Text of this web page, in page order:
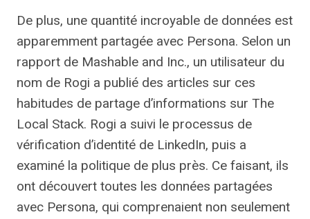
De plus, une quantité incroyable de données est
apparemment partagée avec Persona. Selon un
rapport de Mashable and Inc., un utilisateur du
nom de Rogi a publié des articles sur ces
habitudes de partage d’informations sur The
Local Stack. Rogi a suivi le processus de
vérification d’identité de LinkedIn, puis a
examiné la politique de plus près. Ce faisant, ils
ont découvert toutes les données partagées
avec Persona, qui comprenaient non seulement